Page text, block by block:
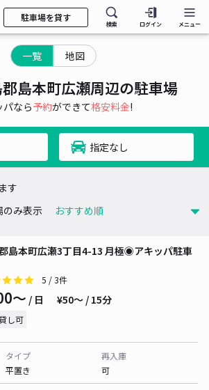
駐車場を貸す
検索 ログイン メニュー
一覧 地図
島本町広瀬周辺の駐車場
パなら予約ができて格安料金!
指定なし
す
のみ表示
島本町広瀬3丁目4-13 月極◉アキッパ駐車
5 / 3件
〜 / 日 ¥50〜 / 15分
し可
タイプ
平置き
再入庫
可